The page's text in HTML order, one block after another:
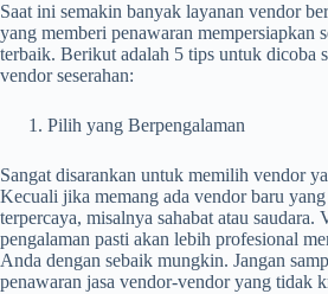
Saat ini semakin banyak layanan vendor
yang memberi penawaran mempersiapkan
terbaik. Berikut adalah 5 tips untuk dicoba
vendor seserahan:
Pilih yang Berpengalaman
Sangat disarankan untuk memilih vendor
Kecuali jika memang ada vendor baru
terpercaya, misalnya sahabat atau saudara.
pengalaman pasti akan lebih profesional
Anda dengan sebaik mungkin. Jangan
penawaran jasa vendor-vendor yang tidak